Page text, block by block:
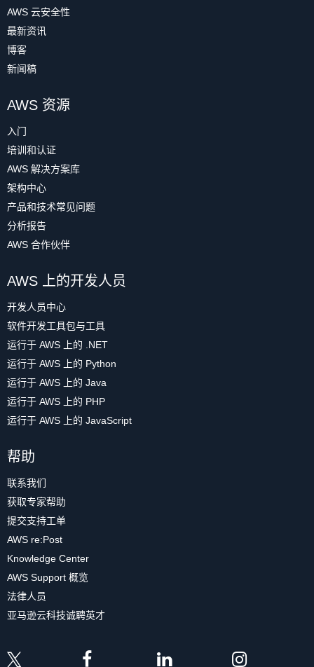
AWS 云安全性
最新资讯
博客
新闻稿
AWS 资源
入门
培训和认证
AWS 解决方案库
架构中心
产品和技术常见问题
分析报告
AWS 合作伙伴
AWS 上的开发人员
开发人员中心
软件开发工具包与工具
运行于 AWS 上的 .NET
运行于 AWS 上的 Python
运行于 AWS 上的 Java
运行于 AWS 上的 PHP
运行于 AWS 上的 JavaScript
帮助
联系我们
获取专家帮助
提交支持工单
AWS re:Post
Knowledge Center
AWS Support 概览
法律人员
亚马逊云科技诚聘英才